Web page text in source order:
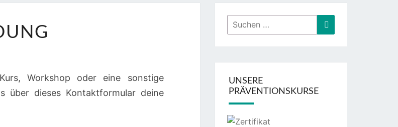
Workshop oder eine sonstige
über dieses Kontaktformular deine
Suchen
nach:
Suchen
UNSERE
PRÄVENTIONSKURSE